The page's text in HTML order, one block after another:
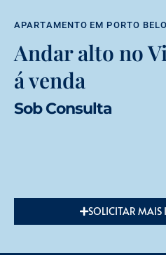
APARTAMENTO EM PORTO BELO
Andar alto no
á venda
Sob Consulta
SOLICITAR